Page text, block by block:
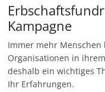
Kampagne
Immer mehr
Organisationen in
deshalb ein wichtiges
Ihr Erfahrungen.